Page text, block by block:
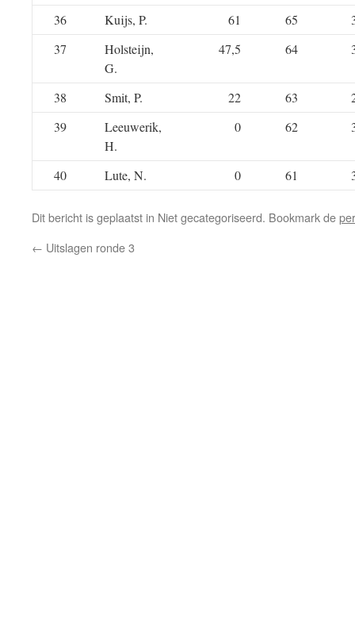
36 Kuijs, P. 61 65
37
Holsteijn,
G.
47,5 64
38 Smit, P. 22 63
39
Leeuwerik,
H.
0 62
40 Lute, N. 0 61
Dit bericht is geplaatst in Niet gecategoriseerd. Bookmark de
← Uitslagen ronde 3